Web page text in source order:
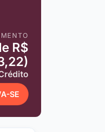
R$
SE